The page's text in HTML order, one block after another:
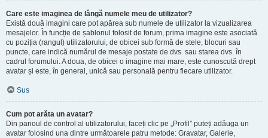
Care este imaginea de lângă numele meu de utilizator?
Există două imagini care pot apărea sub numele de utilizator la vizualizarea
mesajelor. În funcție de șablonul folosit de forum, prima imagine este asociată
cu poziția (rangul) utilizatorului, de obicei sub formă de stele, blocuri sau
puncte, care indică numărul de mesaje postate de dvs. sau starea dvs. în
cadrul forumului. A doua, de obicei o imagine mai mare, este cunoscută drept
avatar și este, în general, unică sau personală pentru fiecare utilizator.
Sus
Cum pot arăta un avatar?
Din panoul de control al utilizatorului, faceți clic pe „Profil” puteți adăuga un
avatar folosind una dintre următoarele patru metode: Gravatar, Galerie,